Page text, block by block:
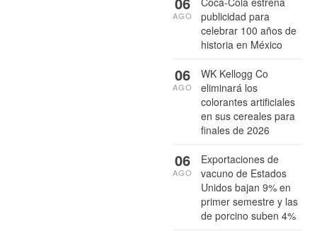
publicidad para
celebrar 100 años de
historia en México
AGO
WK Kellogg Co
eliminará los
colorantes artificiales
en sus cereales para
finales de 2026
06
AGO
Exportaciones de
vacuno de Estados
Unidos bajan 9% en
primer semestre y las
de porcino suben 4%
06
AGO